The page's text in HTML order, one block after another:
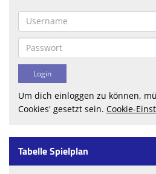
Um dich einloggen zu können,
Cookies' gesetzt sein. Cookie-
Tabelle Spielplan